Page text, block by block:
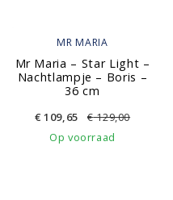
MR MARIA
Mr Maria – Star Light –
Nachtlampje – Boris –
36 cm
€ 109,65 €129,00
Op voorraad